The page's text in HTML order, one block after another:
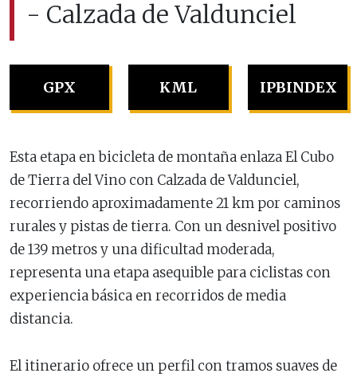
- Calzada de Valdunciel
GPX KML IPBINDEX
Esta etapa en bicicleta de montaña enlaza El Cubo
de Tierra del Vino con Calzada de Valdunciel,
recorriendo aproximadamente 21 km por caminos
rurales y pistas de tierra. Con un desnivel positivo
de 139 metros y una dificultad moderada,
representa una etapa asequible para ciclistas con
experiencia básica en recorridos de media
distancia.
El itinerario ofrece un perfil con tramos suaves de